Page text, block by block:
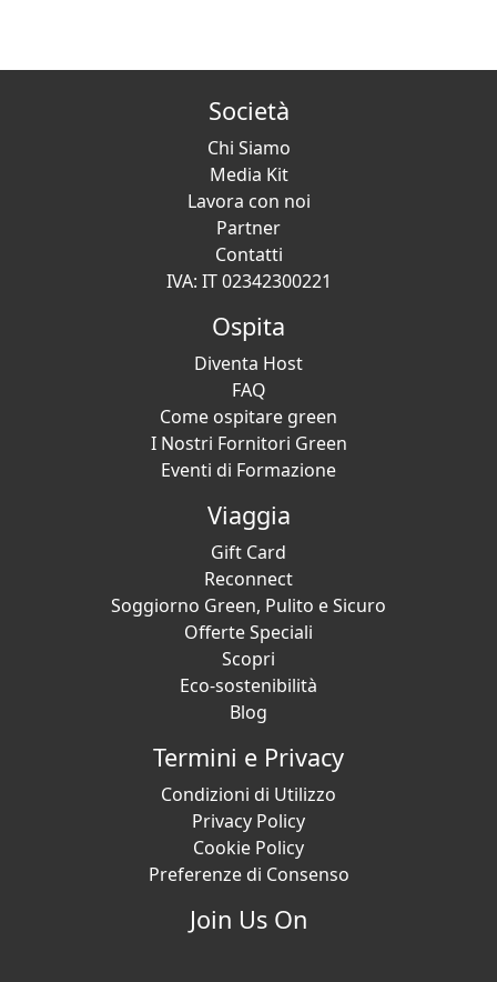
Società
Chi Siamo
Media Kit
Lavora con noi
Partner
Contatti
IVA: IT 02342300221
Ospita
Diventa Host
FAQ
Come ospitare green
I Nostri Fornitori Green
Eventi di Formazione
Viaggia
Gift Card
Reconnect
Soggiorno Green, Pulito e Sicuro
Offerte Speciali
Scopri
Eco-sostenibilità
Blog
Termini e Privacy
Condizioni di Utilizzo
Privacy Policy
Cookie Policy
Preferenze di Consenso
Join Us On